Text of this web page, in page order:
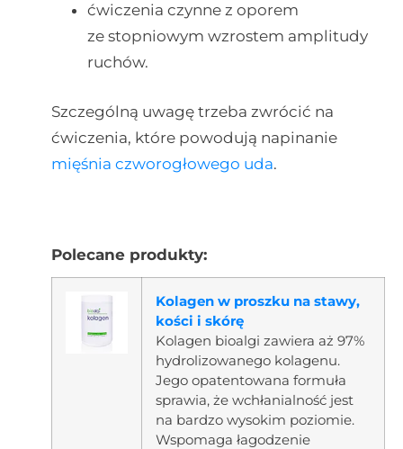
ćwiczenia czynne z oporem
ze stopniowym wzrostem amplitudy
ruchów.
Szczególną uwagę trzeba zwrócić na
ćwiczenia, które powodują napinanie
mięśnia czworogłowego uda.
Polecane produkty:
Kolagen w proszku na stawy,
kości i skórę
Kolagen bioalgi zawiera aż 97%
hydrolizowanego kolagenu.
Jego opatentowana formuła
sprawia, że wchłanialność jest
na bardzo wysokim poziomie.
Wspomaga łagodzenie